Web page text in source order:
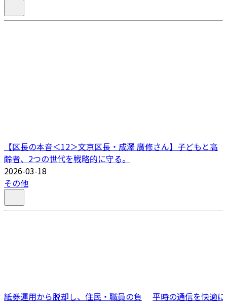
【区長の本音＜12＞文京区長・成澤 廣修さん】子どもと高
齢者、2つの世代を戦略的に守る。
2026-03-18
その他
紙券運用から脱却し、住民・職員の負
平時の通信を快適